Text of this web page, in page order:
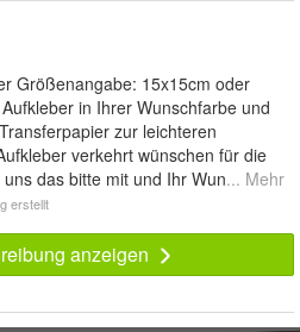
Größenangabe: 15x15cm oder
in Ihrer Wunschfarbe und
zur leichteren
verkehrt wünschen für die
das bitte mit und Ihr Wun... Mehr
erstellt
anzeigen